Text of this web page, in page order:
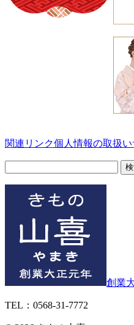
関連リンク個人情報の取扱い
創業
TEL：0568-31-7772